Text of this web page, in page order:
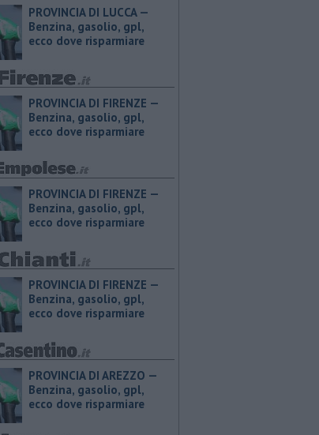
PROVINCIA DI LUCCA — ​
Benzina, gasolio, gpl,
ecco dove risparmiare
PROVINCIA DI FIRENZE — ​
Benzina, gasolio, gpl,
ecco dove risparmiare
PROVINCIA DI FIRENZE — ​
Benzina, gasolio, gpl,
ecco dove risparmiare
PROVINCIA DI FIRENZE — ​
Benzina, gasolio, gpl,
ecco dove risparmiare
PROVINCIA DI AREZZO — ​
Benzina, gasolio, gpl,
ecco dove risparmiare